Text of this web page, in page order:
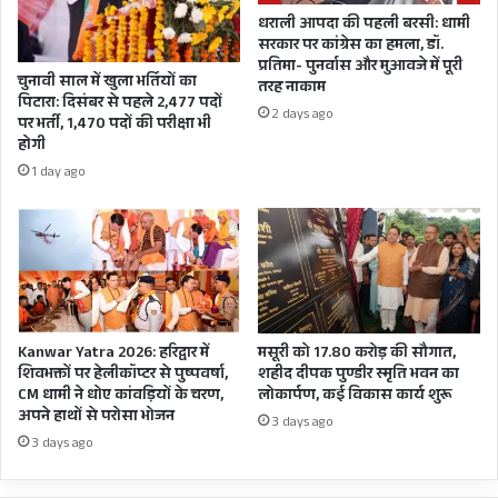
मुख्यमंत्री ने मां पूर्णागिरि धाम में संचालित विकास कार्यों
त्वरित करने के भी निर्देश दिए। उन्होंने कहा कि
जनभावनाओं को ध्यान में रखते हुए यहां श्रद्धालुओं के लिए
सभी आवश्यक सुविधाएं जल्द से जल्द सुदृढ़ किया जाना
जरूरी है।
बैठक में मुख्य सचिव डा. एस एस संधू, पुलिस महानिदेशक
अशोक कुमार, अपर मुख्य सचिव राधा रतूड़ी तथा अन्य
वरिष्ठ अधिकारी उपस्थित थे।
सूरजकुंड में गृह मंत्रियों के चिंतन शिविर में सीएम धामी होंगे
शामिल, तैयारियों को लेकर समीक्षा बैठक
मुख्यमंत्री पुष्कर सिंह धामी ने मंगलवार को सचिवालय में
कहता
सर्वे
चुनावी साल में खुला भर्तियों का
पिटारा: दिसंबर से पहले 2,477 पदों
पर भर्ती, 1,470 पदों की परीक्षा भी
होगी
1 day ago
धराली आपदा की पहली बरसी: धामी
सरकार पर कांग्रेस का हमला, डॉ.
प्रतिमा- पुनर्वास और मुआवजे में पूरी
तरह नाकाम
2 days ago
Kanwar Yatra 2026: हरिद्वार में
शिवभक्तों पर हेलीकॉप्टर से पुष्पवर्षा,
CM धामी ने धोए कांवड़ियों के चरण,
अपने हाथों से परोसा भोजन
3 days ago
मसूरी को 17.80 करोड़ की सौगात,
शहीद दीपक पुण्डीर स्मृति भवन का
लोकार्पण, कई विकास कार्य शुरू
3 days ago